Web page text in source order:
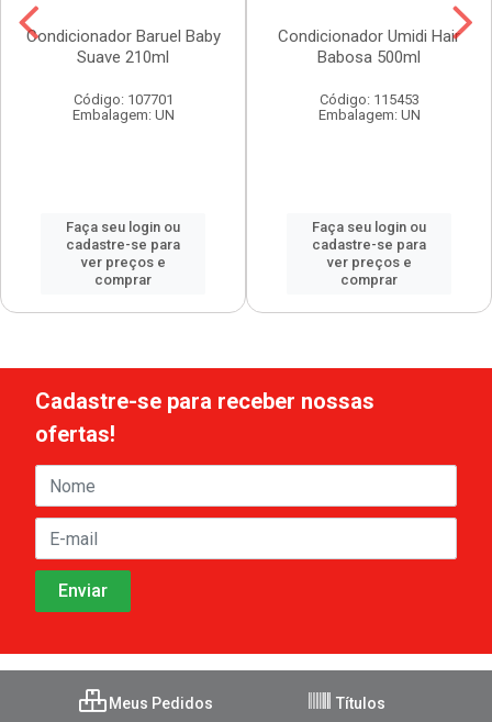
Condicionador Baruel Baby
Suave 210ml
Código: 107701
Embalagem: UN
Faça seu login ou
cadastre-se para
ver preços e
comprar
Condicionador Umidi Hair
Babosa 500ml
Código: 115453
Embalagem: UN
Faça seu login ou
cadastre-se para
ver preços e
comprar
Cadastre-se para receber nossas
ofertas!
Meus Pedidos Títulos